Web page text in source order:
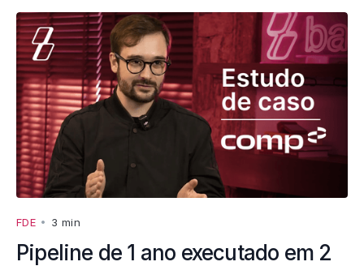
FDE • 3 min
Pipeline de 1 ano executado em 2